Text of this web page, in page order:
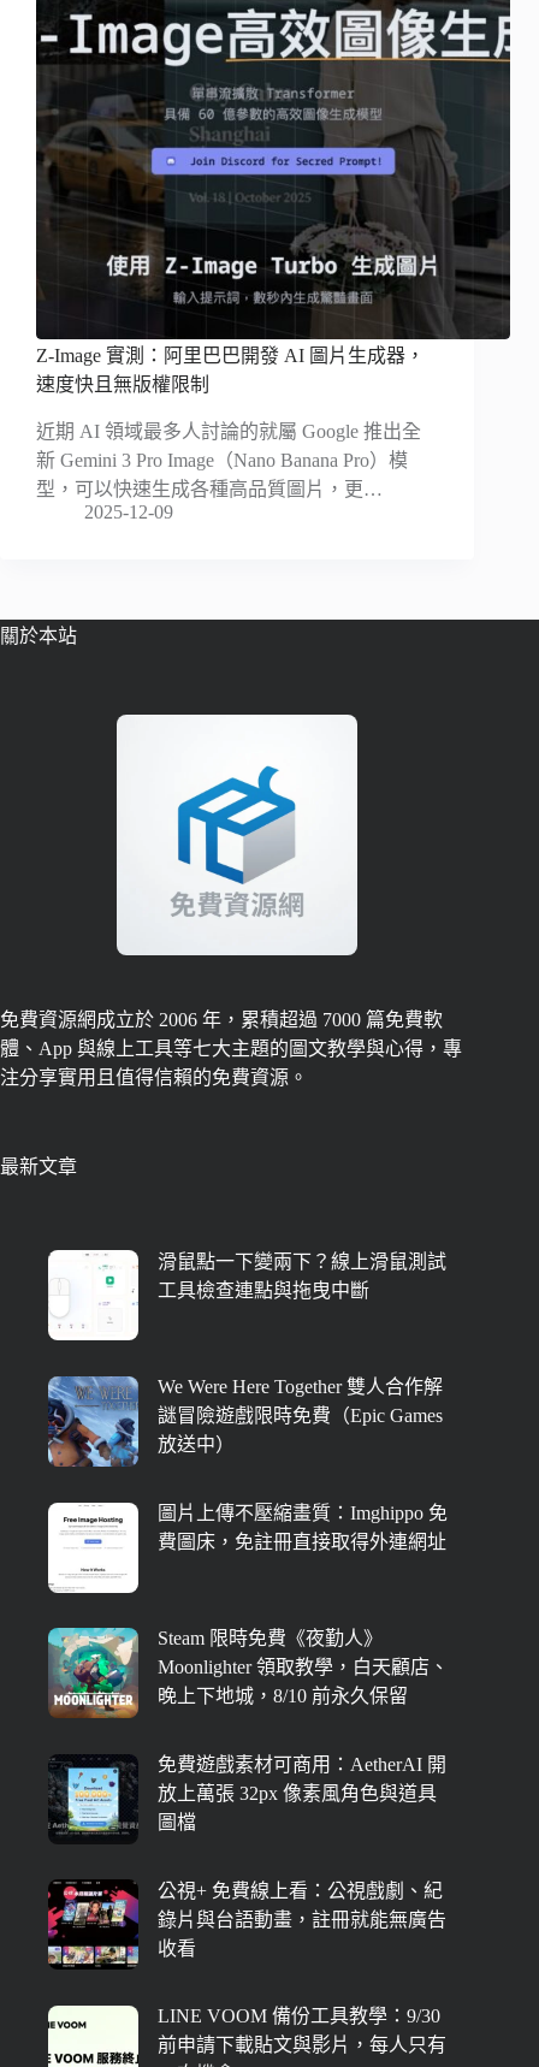
Z-Image 實測：阿里巴巴開發 AI 圖片生成器，
速度快且無版權限制
近期 AI 領域最多人討論的就屬 Google 推出全
新 Gemini 3 Pro Image（Nano Banana Pro）模
型，可以快速生成各種高品質圖片，更…
2025-12-09
關於本站
免費資源網成立於 2006 年，累積超過 7000 篇免費軟
體、App 與線上工具等七大主題的圖文教學與心得，專
注分享實用且值得信賴的免費資源。
最新文章
滑鼠點一下變兩下？線上滑鼠測試
工具檢查連點與拖曳中斷
We Were Here Together 雙人合作解
謎冒險遊戲限時免費（Epic Games
放送中）
圖片上傳不壓縮畫質：Imghippo 免
費圖床，免註冊直接取得外連網址
Steam 限時免費《夜勤人》
Moonlighter 領取教學，白天顧店、
晚上下地城，8/10 前永久保留
免費遊戲素材可商用：AetherAI 開
放上萬張 32px 像素風角色與道具
圖檔
公視+ 免費線上看：公視戲劇、紀
錄片與台語動畫，註冊就能無廣告
收看
LINE VOOM 備份工具教學：9/30
前申請下載貼文與影片，每人只有